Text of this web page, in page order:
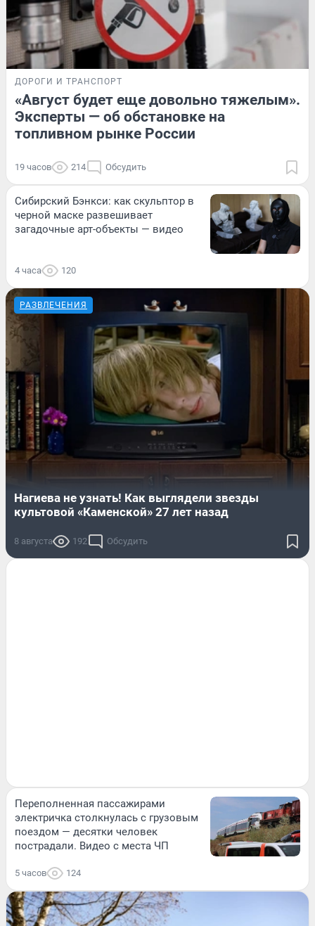
ДОРОГИ И ТРАНСПОРТ
«Август будет еще довольно тяжелым».
Эксперты — об обстановке на
топливном рынке России
19 часов 214 Обсудить
Сибирский Бэнкси: как скульптор в
черной маске развешивает
загадочные арт-объекты — видео
4 часа 120
РАЗВЛЕЧЕНИЯ
Нагиева не узнать! Как выглядели звезды
культовой «Каменской» 27 лет назад
8 августа 192 Обсудить
Переполненная пассажирами
электричка столкнулась с грузовым
поездом — десятки человек
пострадали. Видео с места ЧП
5 часов 124